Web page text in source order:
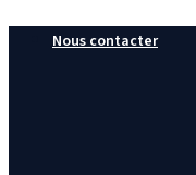
Nous contacter